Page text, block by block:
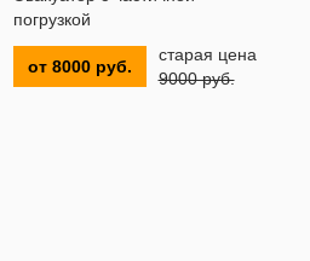
погрузкой
от 8000 руб.
старая цена
9000 руб.